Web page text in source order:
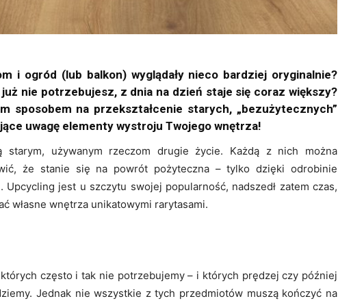
i ogród (lub balkon) wyglądały nieco bardziej oryginalnie?
nie potrzebujesz, z dnia na dzień staje się coraz większy?
sposobem na przekształcenie starych, „bezużytecznych”
uwagę elementy wystroju Twojego wnętrza!
starym, używanym rzeczom drugie życie. Każdą z nich można
że stanie się na powrót pożyteczna – tylko dzięki odrobinie
jest u szczytu swojej popularność, nadszedł zatem czas,
własne wnętrza unikatowymi rarytasami.
często i tak nie potrzebujemy – i których prędzej czy później
Jednak nie wszystkie z tych przedmiotów muszą kończyć na